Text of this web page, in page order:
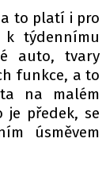
je
23 054
to platí i pro
týdennímu
auto, tvary
funkce, a to
na malém
je předek, se
úsměvem